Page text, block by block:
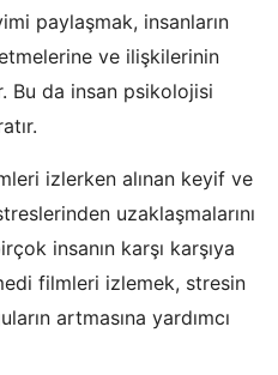
paylaşmak, insanların
ve ilişkilerinin
Bu da insan psikolojisi
izlerken alınan keyif ve
uzaklaşmalarını
insanın karşı karşıya
filmleri izlemek, stresin
artmasına yardımcı